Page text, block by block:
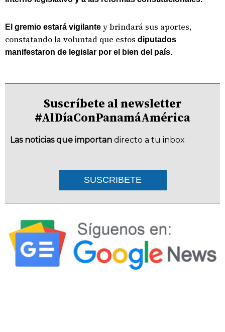
El gremio estará vigilante y brindará sus aportes,
constatando la voluntad que estos diputados
manifestaron de legislar por el bien del país.
Suscríbete al newsletter
#AlDíaConPanamáAmérica
Las noticias que importan directo a tu inbox
SUSCRIBETE